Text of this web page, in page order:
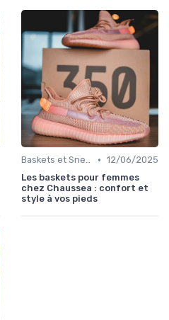
Baskets et Sneakers • 12/06/2025
Les baskets pour femmes
chez Chaussea : confort et
style à vos pieds